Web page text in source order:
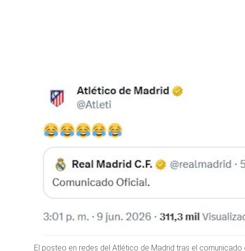
El posteo en redes del Atlético de Madrid tras el